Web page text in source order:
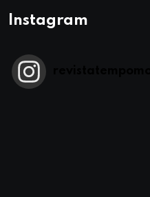
Instagram